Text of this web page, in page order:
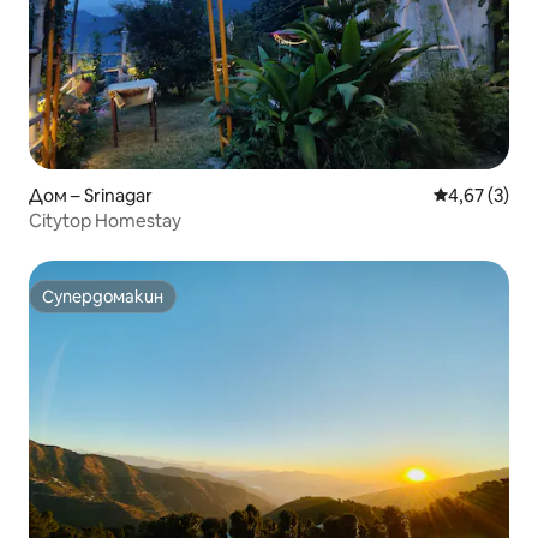
Дом – Srinagar Средна
4,67 (3)
Citytop Homestay
Супердомакин
Супердомакин